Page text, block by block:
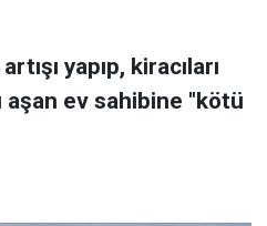
yapıp, kiracıları
aşan ev sahibine "kötü